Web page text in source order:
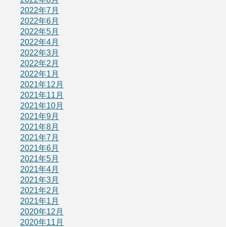
2022年7月
2022年6月
2022年5月
2022年4月
2022年3月
2022年2月
2022年1月
2021年12月
2021年11月
2021年10月
2021年9月
2021年8月
2021年7月
2021年6月
2021年5月
2021年4月
2021年3月
2021年2月
2021年1月
2020年12月
2020年11月